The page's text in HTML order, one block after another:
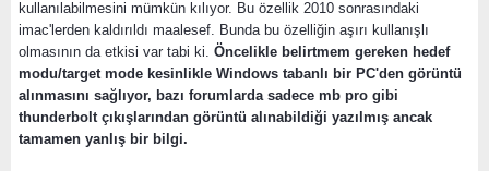
kullanılabilmesini mümkün kılıyor. Bu özellik 2010 sonrasındaki
imac'lerden kaldırıldı maalesef. Bunda bu özelliğin aşırı kullanışlı
olmasının da etkisi var tabi ki. Öncelikle belirtmem gereken hedef
modu/target mode kesinlikle Windows tabanlı bir PC'den görüntü
alınmasını sağlıyor, bazı forumlarda sadece mb pro gibi
thunderbolt çıkışlarından görüntü alınabildiği yazılmış ancak
tamamen yanlış bir bilgi.